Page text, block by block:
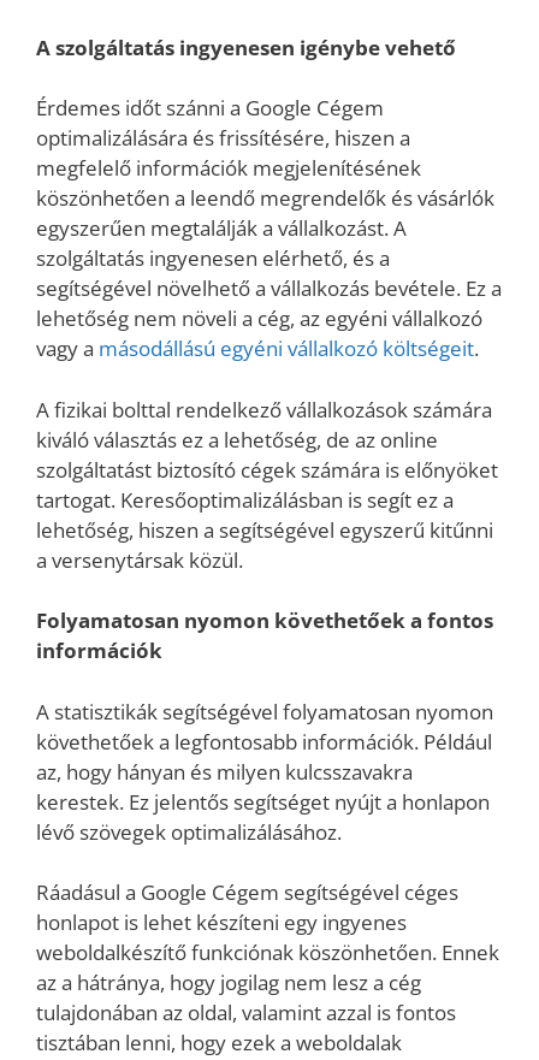
A szolgáltatás ingyenesen igénybe vehető
Érdemes időt szánni a Google Cégem
optimalizálására és frissítésére, hiszen a
megfelelő információk megjelenítésének
köszönhetően a leendő megrendelők és vásárlók
egyszerűen megtalálják a vállalkozást. A
szolgáltatás ingyenesen elérhető, és a
segítségével növelhető a vállalkozás bevétele. Ez a
lehetőség nem növeli a cég, az egyéni vállalkozó
vagy a másodállású egyéni vállalkozó költségeit.
A fizikai bolttal rendelkező vállalkozások számára
kiváló választás ez a lehetőség, de az online
szolgáltatást biztosító cégek számára is előnyöket
tartogat. Keresőoptimalizálásban is segít ez a
lehetőség, hiszen a segítségével egyszerű kitűnni
a versenytársak közül.
Folyamatosan nyomon követhetőek a fontos
információk
A statisztikák segítségével folyamatosan nyomon
követhetőek a legfontosabb információk. Például
az, hogy hányan és milyen kulcsszavakra
kerestek. Ez jelentős segítséget nyújt a honlapon
lévő szövegek optimalizálásához.
Ráadásul a Google Cégem segítségével céges
honlapot is lehet készíteni egy ingyenes
weboldalkészítő funkciónak köszönhetően. Ennek
az a hátránya, hogy jogilag nem lesz a cég
tulajdonában az oldal, valamint azzal is fontos
tisztában lenni, hogy ezek a weboldalak